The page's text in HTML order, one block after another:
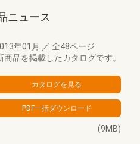
ニュース
年01月 ／ 全48ページ
品を掲載したカタログです。
(9MB)